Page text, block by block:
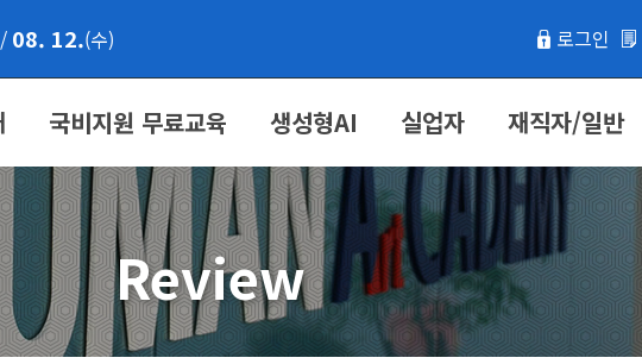
/ 08. 12.(수) 로그인
국비지원 무료교육 생성형AI 실업자 재직자/일반
Review